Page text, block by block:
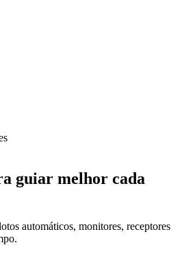
guiar melhor cada
automáticos, monitores, receptores